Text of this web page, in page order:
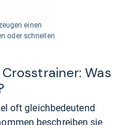
einen
oder schnellen
Was
oft gleichbedeutend
beschreiben sie